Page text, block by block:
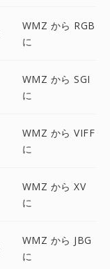
WMZ から RGB
に
WMZ から SGI
に
WMZ から VIFF
に
WMZ から XV
に
WMZ から JBG
に